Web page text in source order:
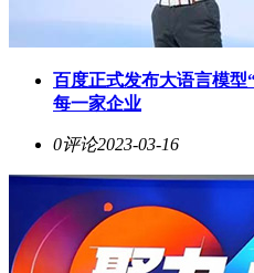
百度正式发布大语言模型
每一家企业
0评论2023-03-16